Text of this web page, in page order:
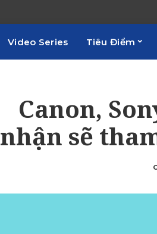
Video Series Tiêu Điểm
Canon,
nhận sẽ